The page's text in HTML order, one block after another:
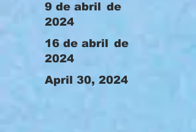
9 de abril
de
2024
16 de abril
de
2024
April 30, 2024